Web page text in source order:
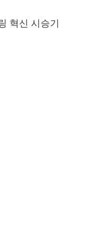
혁신 시승기